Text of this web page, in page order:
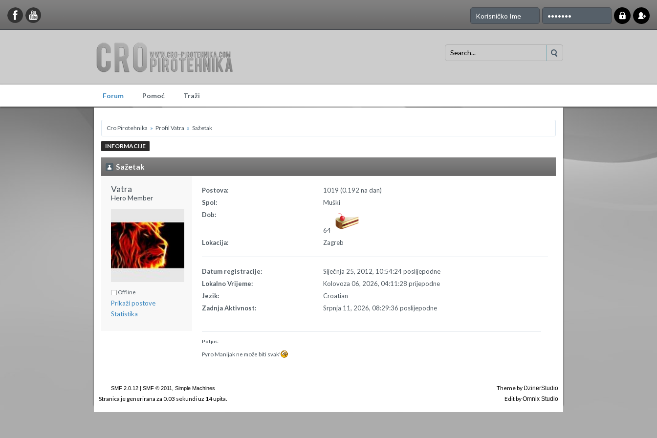
Forum Pomoć Traži
Cro Pirotehnika » Profil Vatra » Sažetak
INFORMACIJE
Sažetak
Vatra
Hero Member
Offline
Prikaži postove
Statistika
Postova:
1019 (0.192 na dan)
Spol:
Muški
Dob:
64
Lokacija:
Zagreb
Datum registracije:
Siječnja 25, 2012, 10:54:24 poslijepodne
Lokalno Vrijeme:
Kolovoza 06, 2026, 04:11:28 prijepodne
Jezik:
Croatian
Zadnja Aktivnost:
Srpnja 11, 2026, 08:29:36 poslijepodne
Potpis:
Pyro Manijak ne može biti svak'
SMF 2.0.12 | SMF © 2011 Simple Machines
Stranica je generirana za 0.03 sekundi uz 14 upita.
Theme by DzinerStudio
Edit byOmnix Studio